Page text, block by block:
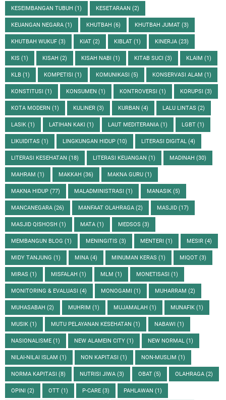
KESEIMBANGAN TUBUH (1) KESETARAAN (2)
KEUANGAN NEGARA (1) KHUTBAH (6) KHUTBAH JUMAT (3)
KHUTBAH WUKUF (3) KIAT (2) KIBLAT (1) KINERJA (23)
KIS (1) KISAH (2) KISAH NABI (1) KITAB SUCI (3) KLAIM (1)
KLB (1) KOMPETISI (1) KOMUNIKASI (5) KONSERVASI ALAM (1)
KONSTITUSI (1) KONSUMEN (1) KONTROVERSI (1) KORUPSI (3)
KOTA MODERN (1) KULINER (3) KURBAN (4) LALU LINTAS (2)
LASIK (1) LATIHAN KAKI (1) LAUT MEDITERANIA (1) LGBT (1)
LIKUIDITAS (1) LINGKUNGAN HIDUP (10) LITERASI DIGITAL (4)
LITERASI KESEHATAN (18) LITERASI KEUANGAN (1) MADINAH (30)
MAHRAM (1) MAKKAH (36) MAKNA GURU (1)
MAKNA HIDUP (77) MALADMINISTRASI (1) MANASIK (5)
MANCANEGARA (26) MANFAAT OLAHRAGA (2) MASJID (17)
MASJID QISHOSH (1) MATA (1) MEDSOS (3)
MEMBANGUN BLOG (1) MENINGITIS (3) MENTERI (1) MESIR (4)
MIDY TANJUNG (1) MINA (4) MINUMAN KERAS (1) MIQOT (3)
MIRAS (1) MISFALAH (1) MLM (1) MONETISASI (1)
MONITORING & EVALUASI (4) MONOGAMI (1) MUHARRAM (2)
MUHASABAH (2) MUHRIM (1) MUJAMALAH (1) MUNAFIK (1)
MUSIK (1) MUTU PELAYANAN KESEHATAN (1) NABAWI (1)
NASIONALISME (1) NEW ALAMEIN CITY (1) NEW NORMAL (1)
NILAI-NILAI ISLAM (1) NON KAPITASI (1) NON-MUSLIM (1)
NORMA KAPITASI (8) NUTRISI JIWA (3) OBAT (5) OLAHRAGA (2)
OPINI (2) OTT (1) P-CARE (3) PAHLAWAN (1)